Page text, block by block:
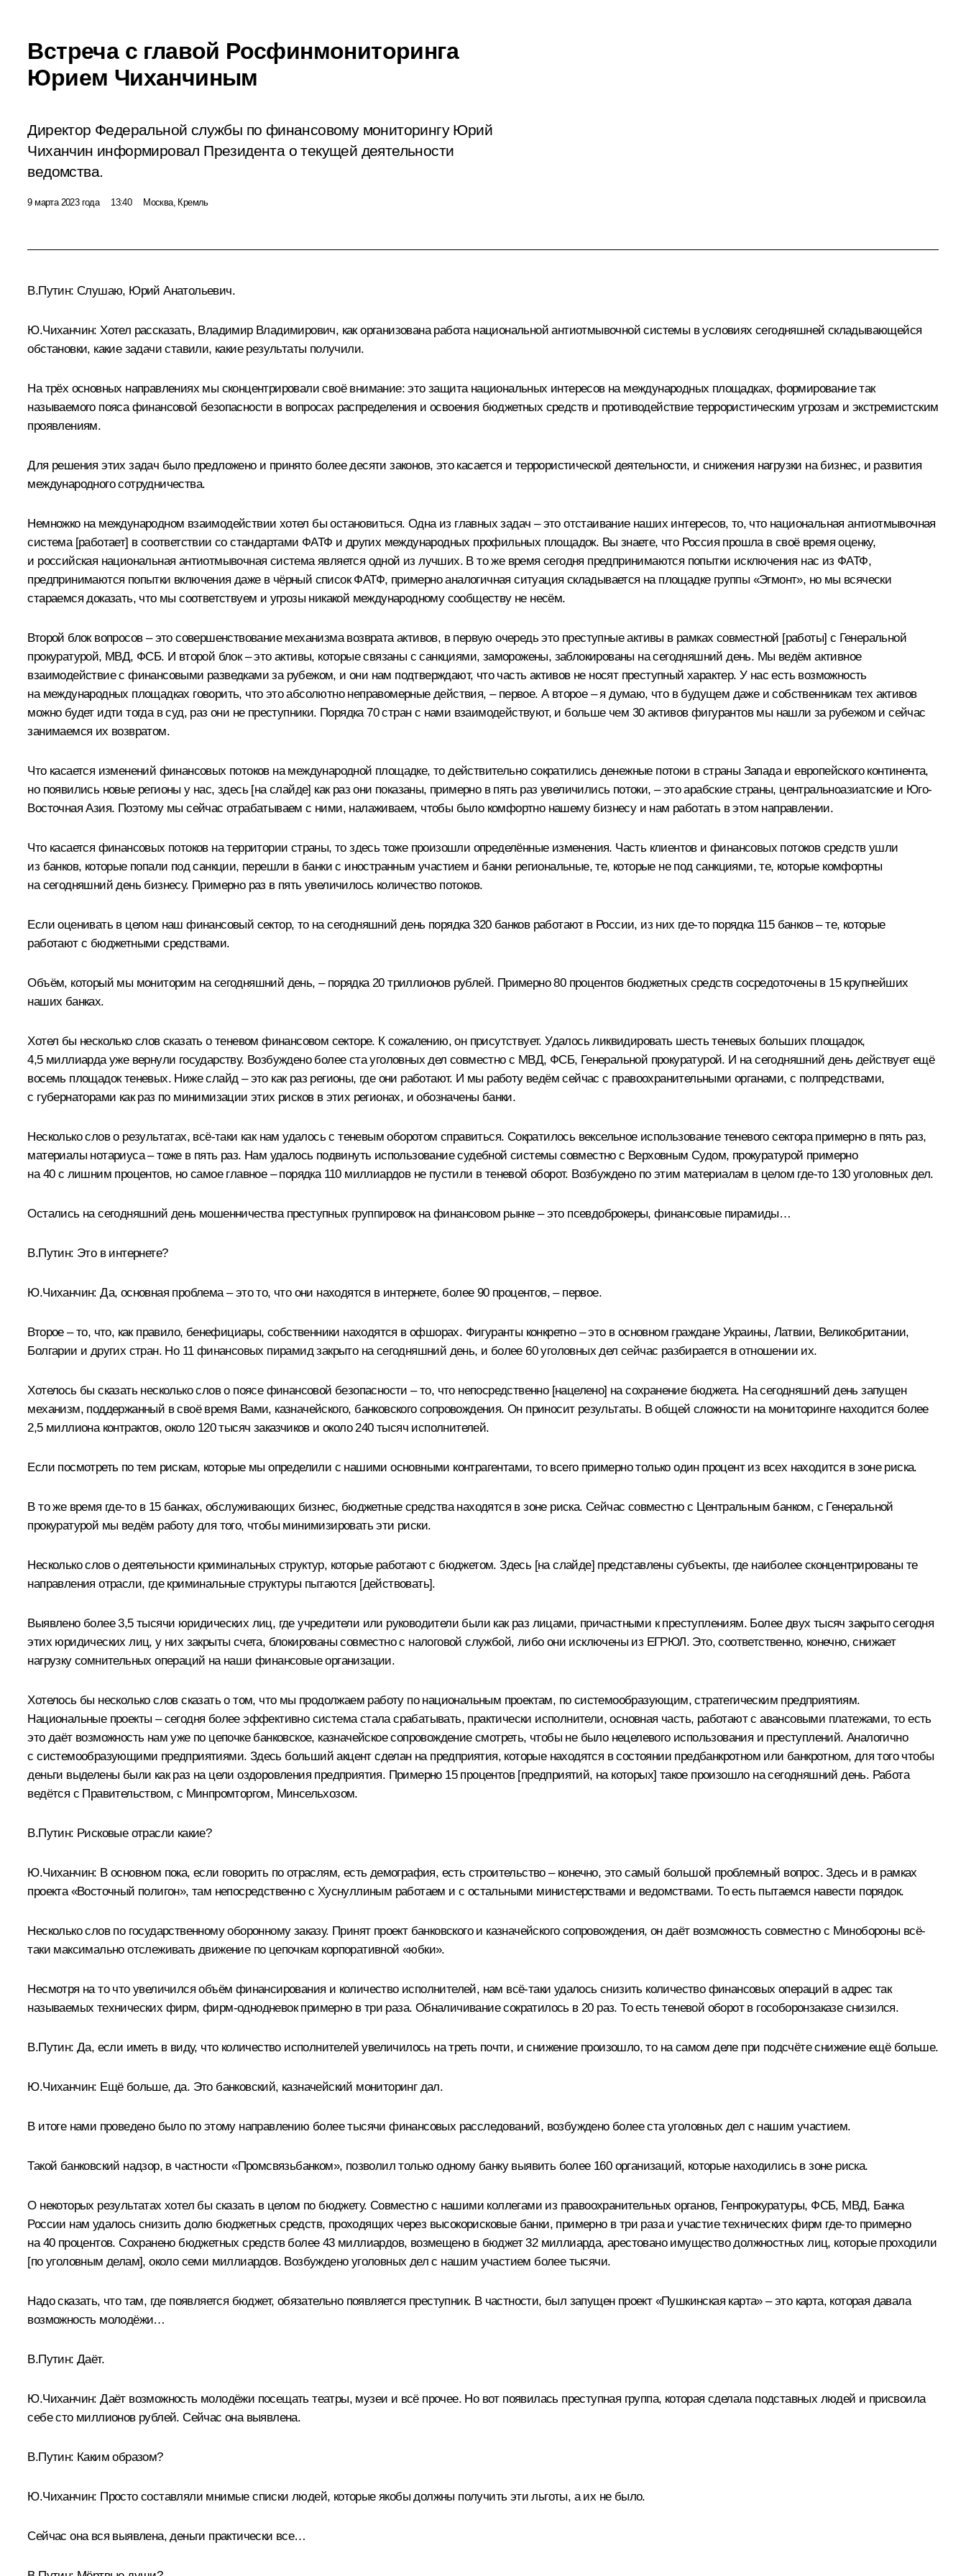
Встреча с главой Росфинмониторинга
Юрием Чиханчиным
Директор Федеральной службы по финансовому мониторингу Юрий
Чиханчин информировал Президента о текущей деятельности
ведомства.
9 марта 2023 года 13:40 Москва, Кремль
В.Путин: Слушаю, Юрий Анатольевич.
Ю.Чиханчин: Хотел рассказать, Владимир Владимирович, как организована работа национальной антиотмывочной системы в условиях сегодняшней складывающейся
обстановки, какие задачи ставили, какие результаты получили.
На трёх основных направлениях мы сконцентрировали своё внимание: это защита национальных интересов на международных площадках, формирование так
называемого пояса финансовой безопасности в вопросах распределения и освоения бюджетных средств и противодействие террористическим угрозам и экстремистским
проявлениям.
Для решения этих задач было предложено и принято более десяти законов, это касается и террористической деятельности, и снижения нагрузки на бизнес, и развития
международного сотрудничества.
Немножко на международном взаимодействии хотел бы остановиться. Одна из главных задач – это отстаивание наших интересов, то, что национальная антиотмывочная
система [работает] в соответствии со стандартами ФАТФ и других международных профильных площадок. Вы знаете, что Россия прошла в своё время оценку,
и российская национальная антиотмывочная система является одной из лучших. В то же время сегодня предпринимаются попытки исключения нас из ФАТФ,
предпринимаются попытки включения даже в чёрный список ФАТФ, примерно аналогичная ситуация складывается на площадке группы «Эгмонт», но мы всячески
стараемся доказать, что мы соответствуем и угрозы никакой международному сообществу не несём.
Второй блок вопросов – это совершенствование механизма возврата активов, в первую очередь это преступные активы в рамках совместной [работы] с Генеральной
прокуратурой, МВД, ФСБ. И второй блок – это активы, которые связаны с санкциями, заморожены, заблокированы на сегодняшний день. Мы ведём активное
взаимодействие с финансовыми разведками за рубежом, и они нам подтверждают, что часть активов не носят преступный характер. У нас есть возможность
на международных площадках говорить, что это абсолютно неправомерные действия, – первое. А второе – я думаю, что в будущем даже и собственникам тех активов
можно будет идти тогда в суд, раз они не преступники. Порядка 70 стран с нами взаимодействуют, и больше чем 30 активов фигурантов мы нашли за рубежом и сейчас
занимаемся их возвратом.
Что касается изменений финансовых потоков на международной площадке, то действительно сократились денежные потоки в страны Запада и европейского континента,
но появились новые регионы у нас, здесь [на слайде] как раз они показаны, примерно в пять раз увеличились потоки, – это арабские страны, центральноазиатские и Юго-
Восточная Азия. Поэтому мы сейчас отрабатываем с ними, налаживаем, чтобы было комфортно нашему бизнесу и нам работать в этом направлении.
Что касается финансовых потоков на территории страны, то здесь тоже произошли определённые изменения. Часть клиентов и финансовых потоков средств ушли
из банков, которые попали под санкции, перешли в банки с иностранным участием и банки региональные, те, которые не под санкциями, те, которые комфортны
на сегодняшний день бизнесу. Примерно раз в пять увеличилось количество потоков.
Если оценивать в целом наш финансовый сектор, то на сегодняшний день порядка 320 банков работают в России, из них где-то порядка 115 банков – те, которые
работают с бюджетными средствами.
Объём, который мы мониторим на сегодняшний день, – порядка 20 триллионов рублей. Примерно 80 процентов бюджетных средств сосредоточены в 15 крупнейших
наших банках.
Хотел бы несколько слов сказать о теневом финансовом секторе. К сожалению, он присутствует. Удалось ликвидировать шесть теневых больших площадок,
4,5 миллиарда уже вернули государству. Возбуждено более ста уголовных дел совместно с МВД, ФСБ, Генеральной прокуратурой. И на сегодняшний день действует ещё
восемь площадок теневых. Ниже слайд – это как раз регионы, где они работают. И мы работу ведём сейчас с правоохранительными органами, с полпредствами,
с губернаторами как раз по минимизации этих рисков в этих регионах, и обозначены банки.
Несколько слов о результатах, всё-таки как нам удалось с теневым оборотом справиться. Сократилось вексельное использование теневого сектора примерно в пять раз,
материалы нотариуса – тоже в пять раз. Нам удалось подвинуть использование судебной системы совместно с Верховным Судом, прокуратурой примерно
на 40 с лишним процентов, но самое главное – порядка 110 миллиардов не пустили в теневой оборот. Возбуждено по этим материалам в целом где-то 130 уголовных дел.
Остались на сегодняшний день мошенничества преступных группировок на финансовом рынке – это псевдоброкеры, финансовые пирамиды…
В.Путин: Это в интернете?
Ю.Чиханчин: Да, основная проблема – это то, что они находятся в интернете, более 90 процентов, – первое.
Второе – то, что, как правило, бенефициары, собственники находятся в офшорах. Фигуранты конкретно – это в основном граждане Украины, Латвии, Великобритании,
Болгарии и других стран. Но 11 финансовых пирамид закрыто на сегодняшний день, и более 60 уголовных дел сейчас разбирается в отношении их.
Хотелось бы сказать несколько слов о поясе финансовой безопасности – то, что непосредственно [нацелено] на сохранение бюджета. На сегодняшний день запущен
механизм, поддержанный в своё время Вами, казначейского, банковского сопровождения. Он приносит результаты. В общей сложности на мониторинге находится более
2,5 миллиона контрактов, около 120 тысяч заказчиков и около 240 тысяч исполнителей.
Если посмотреть по тем рискам, которые мы определили с нашими основными контрагентами, то всего примерно только один процент из всех находится в зоне риска.
В то же время где-то в 15 банках, обслуживающих бизнес, бюджетные средства находятся в зоне риска. Сейчас совместно с Центральным банком, с Генеральной
прокуратурой мы ведём работу для того, чтобы минимизировать эти риски.
Несколько слов о деятельности криминальных структур, которые работают с бюджетом. Здесь [на слайде] представлены субъекты, где наиболее сконцентрированы те
направления отрасли, где криминальные структуры пытаются [действовать].
Выявлено более 3,5 тысячи юридических лиц, где учредители или руководители были как раз лицами, причастными к преступлениям. Более двух тысяч закрыто сегодня
этих юридических лиц, у них закрыты счета, блокированы совместно с налоговой службой, либо они исключены из ЕГРЮЛ. Это, соответственно, конечно, снижает
нагрузку сомнительных операций на наши финансовые организации.
Хотелось бы несколько слов сказать о том, что мы продолжаем работу по национальным проектам, по системообразующим, стратегическим предприятиям.
Национальные проекты – сегодня более эффективно система стала срабатывать, практически исполнители, основная часть, работают с авансовыми платежами, то есть
это даёт возможность нам уже по цепочке банковское, казначейское сопровождение смотреть, чтобы не было нецелевого использования и преступлений. Аналогично
с системообразующими предприятиями. Здесь больший акцент сделан на предприятия, которые находятся в состоянии предбанкротном или банкротном, для того чтобы
деньги выделены были как раз на цели оздоровления предприятия. Примерно 15 процентов [предприятий, на которых] такое произошло на сегодняшний день. Работа
ведётся с Правительством, с Минпромторгом, Минсельхозом.
В.Путин: Рисковые отрасли какие?
Ю.Чиханчин: В основном пока, если говорить по отраслям, есть демография, есть строительство – конечно, это самый большой проблемный вопрос. Здесь и в рамках
проекта «Восточный полигон», там непосредственно с Хуснуллиным работаем и с остальными министерствами и ведомствами. То есть пытаемся навести порядок.
Несколько слов по государственному оборонному заказу. Принят проект банковского и казначейского сопровождения, он даёт возможность совместно с Минобороны всё-
таки максимально отслеживать движение по цепочкам корпоративной «юбки».
Несмотря на то что увеличился объём финансирования и количество исполнителей, нам всё-таки удалось снизить количество финансовых операций в адрес так
называемых технических фирм, фирм-однодневок примерно в три раза. Обналичивание сократилось в 20 раз. То есть теневой оборот в гособоронзаказе снизился.
В.Путин: Да, если иметь в виду, что количество исполнителей увеличилось на треть почти, и снижение произошло, то на самом деле при подсчёте снижение ещё больше.
Ю.Чиханчин: Ещё больше, да. Это банковский, казначейский мониторинг дал.
В итоге нами проведено было по этому направлению более тысячи финансовых расследований, возбуждено более ста уголовных дел с нашим участием.
Такой банковский надзор, в частности «Промсвязьбанком», позволил только одному банку выявить более 160 организаций, которые находились в зоне риска.
О некоторых результатах хотел бы сказать в целом по бюджету. Совместно с нашими коллегами из правоохранительных органов, Генпрокуратуры, ФСБ, МВД, Банка
России нам удалось снизить долю бюджетных средств, проходящих через высокорисковые банки, примерно в три раза и участие технических фирм где-то примерно
на 40 процентов. Сохранено бюджетных средств более 43 миллиардов, возмещено в бюджет 32 миллиарда, арестовано имущество должностных лиц, которые проходили
[по уголовным делам], около семи миллиардов. Возбуждено уголовных дел с нашим участием более тысячи.
Надо сказать, что там, где появляется бюджет, обязательно появляется преступник. В частности, был запущен проект «Пушкинская карта» – это карта, которая давала
возможность молодёжи…
В.Путин: Даёт.
Ю.Чиханчин: Даёт возможность молодёжи посещать театры, музеи и всё прочее. Но вот появилась преступная группа, которая сделала подставных людей и присвоила
себе сто миллионов рублей. Сейчас она выявлена.
В.Путин: Каким образом?
Ю.Чиханчин: Просто составляли мнимые списки людей, которые якобы должны получить эти льготы, а их не было.
Сейчас она вся выявлена, деньги практически все…